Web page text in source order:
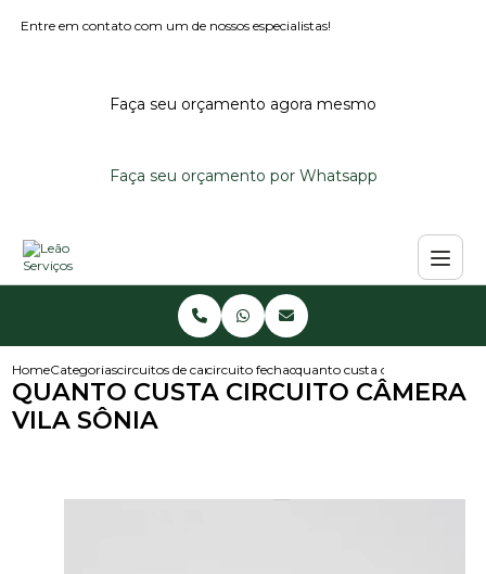
Entre em contato com um de nossos especialistas!
Faça seu orçamento agora mesmo
Faça seu orçamento por Whatsapp
HomeCategoriascircuitos de camerascircuito fechado de camerasquanto custa circuito camera
QUANTO CUSTA CIRCUITO CÂMERA
VILA SÔNIA